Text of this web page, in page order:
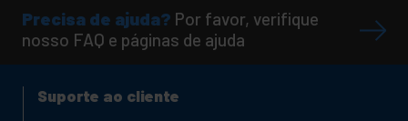
Precisa de ajuda? Por favor, verifique
nosso FAQ e páginas de ajuda
Suporte ao cliente